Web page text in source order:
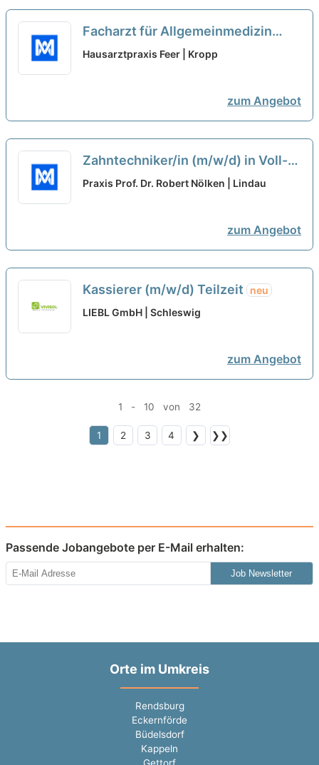
Facharzt für Allgemeinmedizin
(m/w/d) in Vollzeit/ Teilzeit mit
Hausarztpraxis Feer | Kropp
zum Angebot
Zahntechniker/in (m/w/d) in Voll-
oder Teilzeit neu
Praxis Prof. Dr. Robert Nölken | Lindau
zum Angebot
Kassierer (m/w/d) Teilzeit neu
LIEBL GmbH | Schleswig
zum Angebot
1 - 10 von 32
1 2 3 4 ❯ ❯❯
Passende Jobangebote per E-Mail erhalten:
Job Newsletter
Orte im Umkreis
Rendsburg
Eckernförde
Büdelsdorf
Kappeln